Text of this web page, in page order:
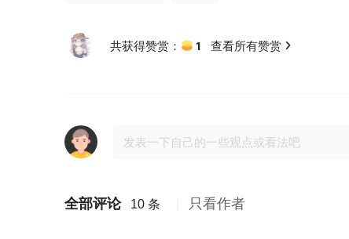
共获得赞赏： 1 查看所有赞赏
全部评论 10 条 只看作者